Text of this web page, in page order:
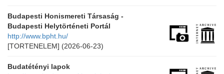
Budapesti Honismereti Társaság -
Budapesti Helytörténeti Portál
http://www.bpht.hu/
[TORTENELEM] (2026-06-23)
Budatétényi lapok